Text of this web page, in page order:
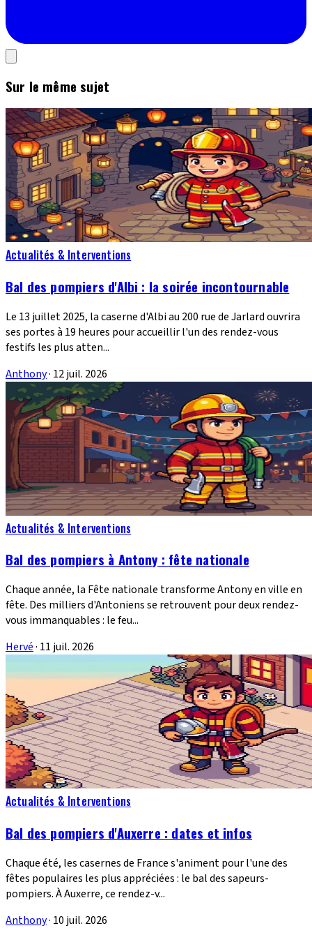
Sur le même sujet
Actualités & Interventions
Bal des pompiers d'Albi : la soirée incontournable
Le 13 juillet 2025, la caserne d'Albi au 200 rue de Jarlard ouvrira
ses portes à 19 heures pour accueillir l'un des rendez-vous
festifs les plus atten...
Anthony· 12 juil. 2026
Actualités & Interventions
Bal des pompiers à Antony : fête nationale
Chaque année, la Fête nationale transforme Antony en ville en
fête. Des milliers d'Antoniens se retrouvent pour deux rendez-
vous immanquables : le feu...
Hervé· 11 juil. 2026
Actualités & Interventions
Bal des pompiers d'Auxerre : dates et infos
Chaque été, les casernes de France s'animent pour l'une des
fêtes populaires les plus appréciées : le bal des sapeurs-
pompiers. À Auxerre, ce rendez-v...
Anthony· 10 juil. 2026